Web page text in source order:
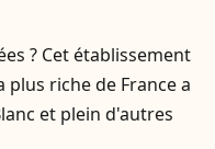
? Cet établissement
plus riche de France a
et plein d'autres